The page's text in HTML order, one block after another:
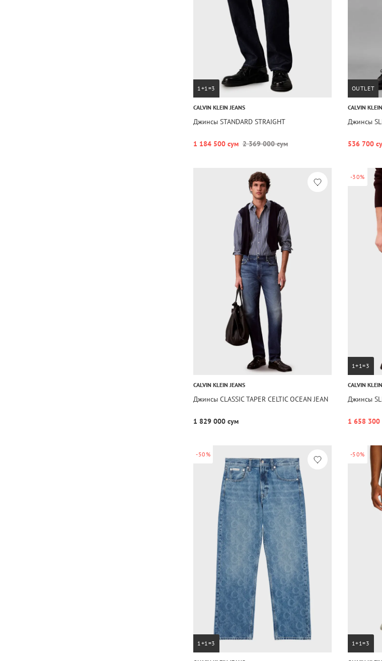
1+1=3
CALVIN KLEIN JEANS
Джинсы STANDARD STRAIGHT
1 184 500 сум 2 369 000 сум
OUTLET
CALVIN
Джинсы
536 700
CALVIN KLEIN JEANS
Джинсы CLASSIC TAPER CELTIC OCEAN JEAN
1 829 000 сум
-30%
1+1=3
CALVIN
Джинсы
1 658 300
-50%
1+1=3
-50%
1+1=3